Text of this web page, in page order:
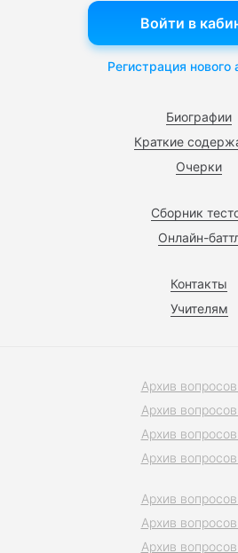
Биографии
Краткие
Очерки
Сборник
Онлайн-
Контакты
Учителям
Войти в
Регистрация нового
Архив вопросов
Архив
Архив
Архив
Архив
Архив
Архив